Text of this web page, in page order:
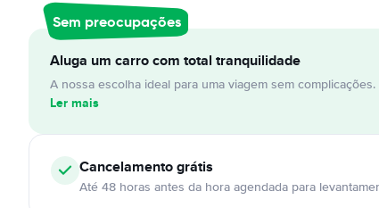
Sem preocupações
Aluga um carro com total tranquilidade
A nossa escolha ideal para uma viagem sem complicações.
Ler mais
Cancelamentográtis
Até 48 horas antes da hora agendada para